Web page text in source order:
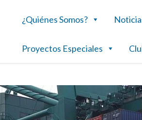
¿Quiénes Somos?
Proyectos Especiales